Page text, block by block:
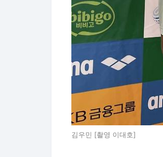
김우민 [촬영 이대호]